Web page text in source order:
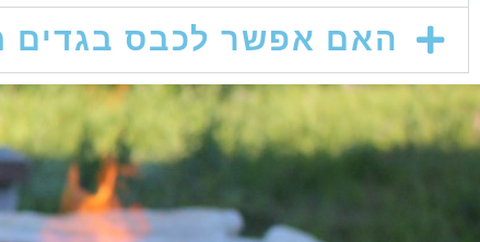
האם אפשר לכבס בגדים